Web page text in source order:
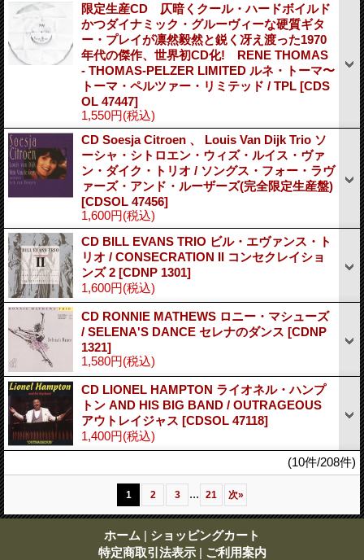
限定生産CD 仄暗くクール・ハードボイルド
かつダイナミック・グルーヴィーな硬質ギタ
ー・プレイが凛然毅然と鋭く冴え渡った1970
年代の傑作、世界初CD化! RENE THOMAS
- THOMAS-PELZER LIMITED ルネ・トーマ〜
トーマ・ペルツァー・リミテッド / TPL [CDS
OL 47447]
1,550円(税込)
CD Soesja Citroen 、 Louis Van Dijk Trio ソ
ーシャ・シトロエン・ウィズ・ルイス・ヴァ
ン・ダイク・トリオ / ソングス・フォー・ラヴ
ァーズ・アンド・ルーザーズ(完全限定生産盤)
[CDSOL 47456]
1,600円(税込)
CD BILL EVANS TRIO ビル・エヴァンス・ト
リオ / CONSECRATION II コンセクレイショ
ンズ 2 [CDNP 1301]
1,600円(税込)
CD RONNIE MATHEWS ロニー・マシューズ
/ SELENA'S DANCE セレナのダンス [CDNP
1321]
1,580円(税込)
CD LIONEL HAMPTON ライオネル・ハンプ
トン AND HIS BIG BAND / OUTRAGEOUS
アウトレイジャス [CDSOL 47118]
1,400円(税込)
(10件/208件)
1 2 3 ... 21 次»
ホーム | ショッピングカート
特定商取引法表示 | ご利用案内